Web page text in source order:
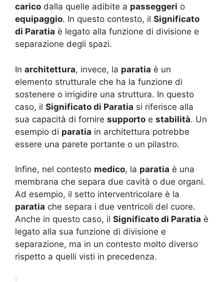
carico dalla quelle adibite a passeggeri o
equipaggio. In questo contesto, il Significato
di Paratia è legato alla funzione di divisione e
separazione degli spazi.
In architettura, invece, la paratia è un
elemento strutturale che ha la funzione di
sostenere o irrigidire una struttura. In questo
caso, il Significato di Paratia si riferisce alla
sua capacità di fornire supporto e stabilità. Un
esempio di paratia in architettura potrebbe
essere una parete portante o un pilastro.
Infine, nel contesto medico, la paratia è una
membrana che separa due cavità o due organi.
Ad esempio, il setto interventricolare è la
paratia che separa i due ventricoli del cuore.
Anche in questo caso, il Significato di Paratia è
legato alla sua funzione di divisione e
separazione, ma in un contesto molto diverso
rispetto a quelli visti in precedenza.